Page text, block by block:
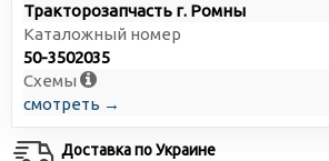
Тракторозапчасть г. Ромны
Каталожный номер
50-3502035
Схемы
смотреть →
Доставка по Украине